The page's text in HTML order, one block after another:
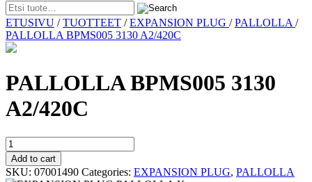
Skip
to
content
ETUSIVU /TUOTTEET /EXPANSION PLUG /PALLOLLA /
PALLOLLA BPMS005 3130 A2/420C
PALLOLLA BPMS005 3130
A2/420C
PALLOLLA
BPMS005
3130
A2/420C
Add to cart
SKU: 07001490 Categories: EXPANSION PLUG, PALLOLLA